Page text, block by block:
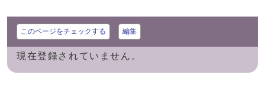
このページをチェックする 編集
現在登録されていません。